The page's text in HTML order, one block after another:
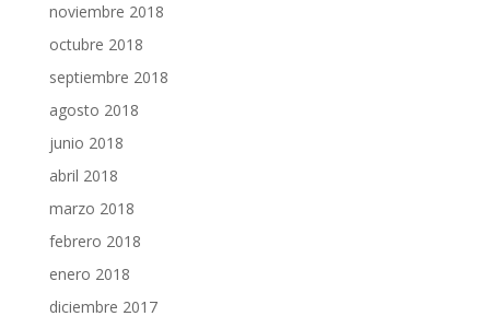
noviembre 2018
octubre 2018
septiembre 2018
agosto 2018
junio 2018
abril 2018
marzo 2018
febrero 2018
enero 2018
diciembre 2017